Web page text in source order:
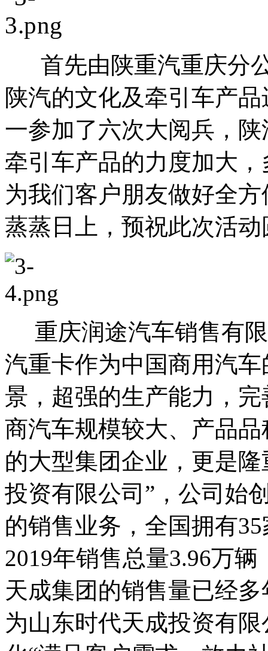
首先由陕重汽重庆分
陕汽的文化及牵引车产
一参加了六次大阅兵，
牵引车产品的力度加大
为我们客户朋友做好全
蒸蒸日上，预祝此次活
重庆润途汽车销售有
汽重卡作为中国商用汽
景，超强的生产能力，
商汽车规模较大、产品
的大型集团企业，更是
投资有限公司”，公司始
的销售业务，全国拥有
2019年销售总量3.96万
天成集团的销售量已经
为山东时代天成投资有